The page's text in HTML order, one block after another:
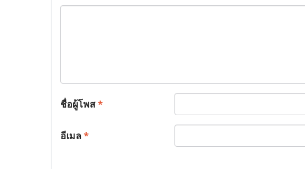
ชื่อผู้โพส*
อีเมล*